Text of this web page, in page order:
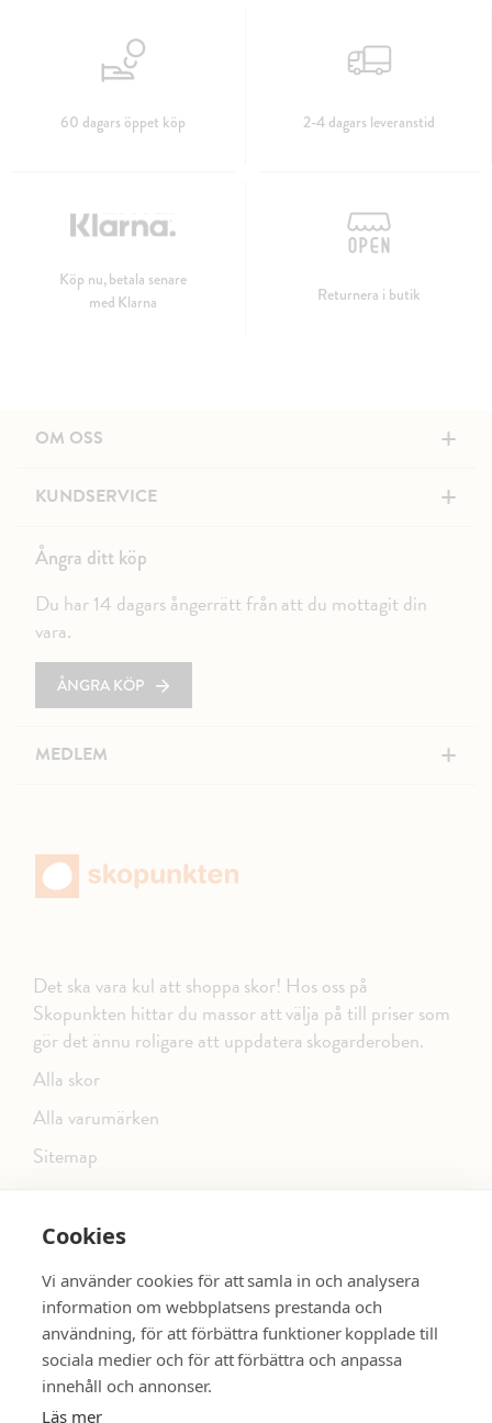
Cookies
Vi använder cookies för att samla in och analysera
information om webbplatsens prestanda och
användning, för att förbättra funktioner kopplade till
sociala medier och för att förbättra och anpassa
innehåll och annonser.
Läs mer
60 dagars öppet köp 2-4 dagars leveranstid
Köp nu, betala senare
med Klarna
Returnera i butik
OM OSS +
KUNDSERVICE +
Ångra ditt köp
Du har 14 dagars ångerrätt från att du mottagit din
vara.
ÅNGRA KÖP
MEDLEM +
Det ska vara kul att shoppa skor! Hos oss på
Skopunkten hittar du massor att välja på till priser som
gör det ännu roligare att uppdatera skogarderoben.
Alla skor
Alla varumärken
Sitemap
FÖLJ OSS PÅ SOCIALA MEDIER
SE MER SKOR: dinsko.se